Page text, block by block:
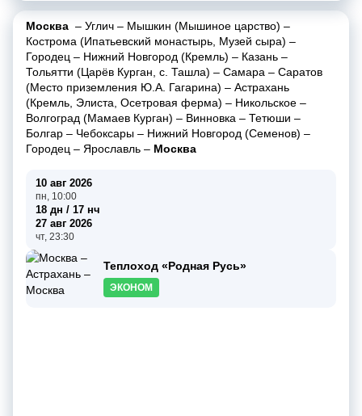
Москва – Углич – Мышкин (Мышиное царство) –
Кострома (Ипатьевский монастырь, Музей сыра) –
Городец – Нижний Новгород (Кремль) – Казань –
Тольятти (Царёв Курган, с. Ташла) – Самара – Саратов
(Место приземления Ю.А. Гагарина) – Астрахань
(Кремль, Элиста, Осетровая ферма) – Никольское –
Волгоград (Мамаев Курган) – Винновка – Тетюши –
Болгар – Чебоксары – Нижний Новгород (Семенов) –
Городец – Ярославль – Москва
10 авг 2026
пн, 10:00
18 дн / 17 нч
27 авг 2026
чт, 23:30
Теплоход «Родная Русь»
ЭКОНОМ